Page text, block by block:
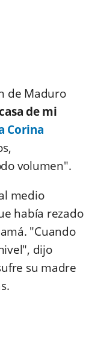
de Maduro
de mi
Corina
volumen".
medio
había rezado
"Cuando
dijo
su madre